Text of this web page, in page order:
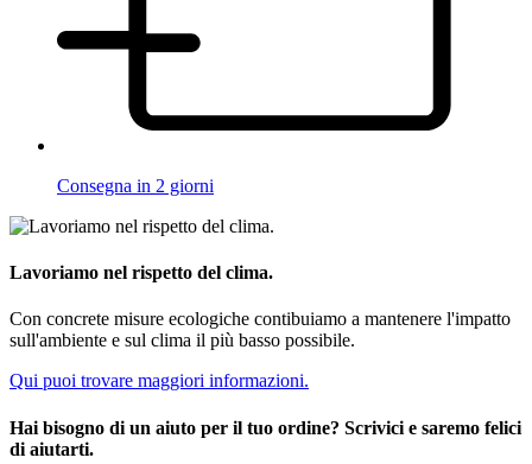
Consegna in 2 giorni
Lavoriamo nel rispetto del clima.
Con concrete misure ecologiche contibuiamo a mantenere l'impatto
sull'ambiente e sul clima il più basso possibile.
Qui puoi trovare maggiori informazioni.
Hai bisogno di un aiuto per il tuo ordine? Scrivici e saremo felici
di aiutarti.